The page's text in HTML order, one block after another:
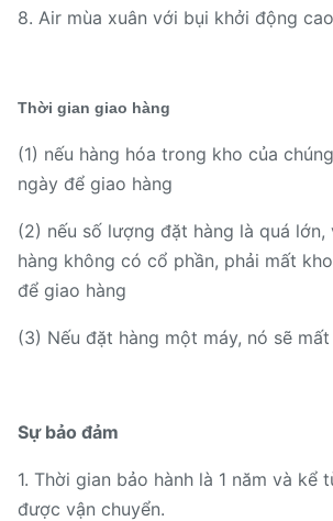
8. Air mùa xuân với bụi khởi động
Thời gian giao hàng
(1) nếu hàng hóa trong kho của
ngày để giao hàng
(2) nếu số lượng đặt hàng là quá
hàng không có cổ phần, phải mất
để giao hàng
(3) Nếu đặt hàng một máy, nó sẽ
Sự bảo đảm
1. Thời gian bảo hành là 1 năm và kể
được vận chuyển.